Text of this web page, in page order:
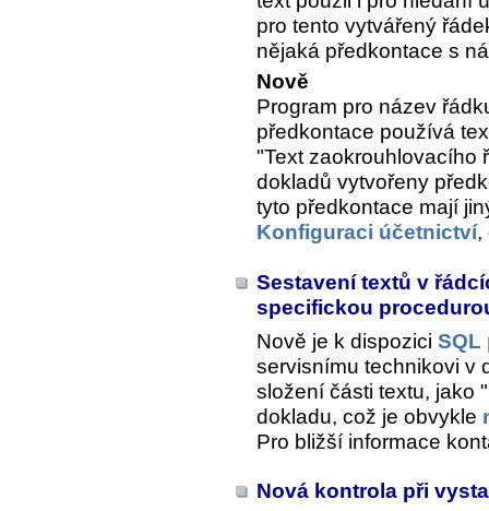
pro tento vytvářený
nějaká předkontace s
Nově
Program pro název
předkontace používá
"Text zaokrouhlovacího
dokladů vytvořeny
tyto předkontace mají
Konfiguraci účetnictví,
Sestavení textů v
specifickou
Nově je k dispozici SQL
servisnímu technikovi v
složení části textu, jako
dokladu, což je obvykle
Pro bližší informace
Nová kontrola při